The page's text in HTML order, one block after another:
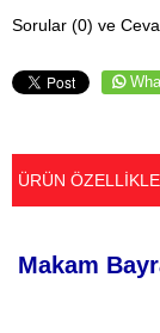
Sorular (0) ve
ÜRÜN
Makam